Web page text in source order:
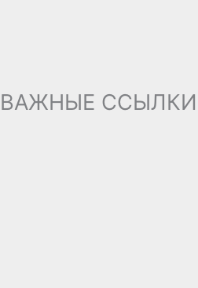
ВАЖНЫЕ ССЫЛКИ